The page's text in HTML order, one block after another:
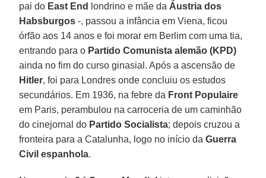
pai do East End londrino e mãe da Áustria dos
Habsburgos -, passou a infância em Viena, ficou
órfão aos 14 anos e foi morar em Berlim com uma tia,
entrando para o Partido Comunista alemão (KPD)
ainda no fim do curso ginasial. Após a ascensão de
Hitler, foi para Londres onde concluiu os estudos
secundários. Em 1936, na febre da Front Populaire
em Paris, perambulou na carroceria de um caminhão
do cinejornal do Partido Socialista; depois cruzou a
fronteira para a Catalunha, logo no início daGuerra
Civil espanhola.